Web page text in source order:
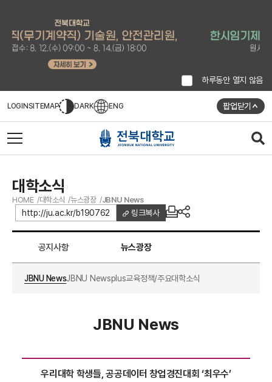
하루동안 열지 않음
LOGINSITEMAP DARK ENG 팝업닫기
대학소식
HOME 대학소식 뉴스광장 JBNU News
http://ju.ac.kr/b190762 링크복사
공지사항 뉴스광장
JBNU NewsJBNU Newsplus교육정책/주요대학소식
JBNU News
우리대학 학생들, 공공데이터 창업경진대회 ‘최우수’